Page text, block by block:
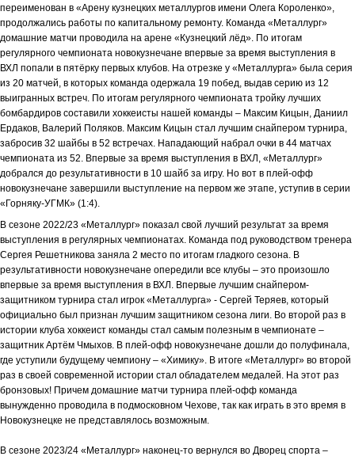
переименован в «Арену кузнецких металлургов имени Олега Короленко»,
продолжались работы по капитальному ремонту. Команда «Металлург»
домашние матчи проводила на арене «Кузнецкий лёд». По итогам
регулярного чемпионата новокузнечане впервые за время выступления в
ВХЛ попали в пятёрку первых клубов. На отрезке у «Металлурга» была серия
из 20 матчей, в которых команда одержала 19 побед, выдав серию из 12
выигранных встреч. По итогам регулярного чемпионата тройку лучших
бомбардиров составили хоккеисты нашей команды – Максим Кицын, Даниил
Ердаков, Валерий Поляков. Максим Кицын стал лучшим снайпером турнира,
забросив 32 шайбы в 52 встречах. Нападающий набрал очки в 44 матчах
чемпионата из 52. Впервые за время выступления в ВХЛ, «Металлург»
добрался до результативности в 10 шайб за игру. Но вот в плей-офф
новокузнечане завершили выступление на первом же этапе, уступив в серии
«Горняку-УГМК» (1:4).
В сезоне 2022/23 «Металлург» показал свой лучший результат за время
выступления в регулярных чемпионатах. Команда под руководством тренера
Сергея Решетникова заняла 2 место по итогам гладкого сезона. В
результативности новокузнечане опередили все клубы – это произошло
впервые за время выступления в ВХЛ. Впервые лучшим снайпером-
защитником турнира стал игрок «Металлурга» - Сергей Теряев, который
официально был признан лучшим защитником сезона лиги. Во второй раз в
истории клуба хоккеист команды стал самым полезным в чемпионате –
защитник Артём Чмыхов. В плей-офф новокузнечане дошли до полуфинала,
где уступили будущему чемпиону – «Химику». В итоге «Металлург» во второй
раз в своей современной истории стал обладателем медалей. На этот раз
бронзовых! Причем домашние матчи турнира плей-офф команда
вынужденно проводила в подмосковном Чехове, так как играть в это время в
Новокузнецке не представлялось возможным.
В сезоне 2023/24 «Металлург» наконец-то вернулся во Дворец спорта –